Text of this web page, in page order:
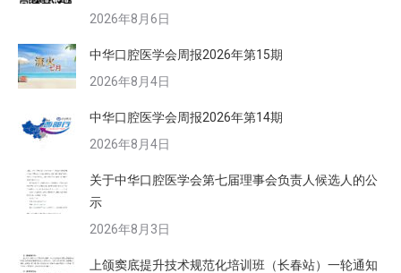
2026年8月6日
中华口腔医学会周报2026年第15期
2026年8月4日
中华口腔医学会周报2026年第14期
2026年8月4日
关于中华口腔医学会第七届理事会负责人候选人的公
示
2026年8月3日
上颌窦底提升技术规范化培训班（长春站）一轮通知